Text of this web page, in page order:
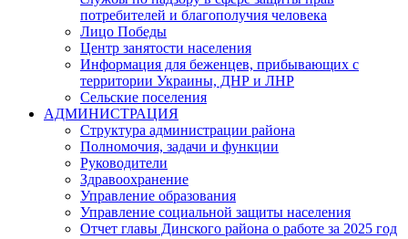
потребителей и благополучия человека
Лицо Победы
Центр занятости населения
Информация для беженцев, прибывающих с
территории Украины, ДНР и ЛНР
Сельские поселения
АДМИНИСТРАЦИЯ
Структура администрации района
Полномочия, задачи и функции
Руководители
Здравоохранение
Управление образования
Управление социальной защиты населения
Отчет главы Динского района о работе за 2025 год